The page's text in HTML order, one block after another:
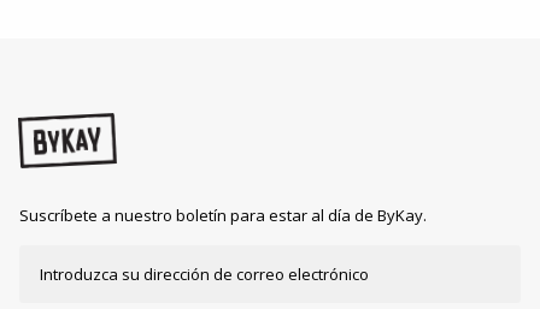
Suscríbete a nuestro boletín para estar al día de ByKay.